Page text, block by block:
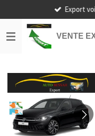
au
contenu
principal
VENTE
Export